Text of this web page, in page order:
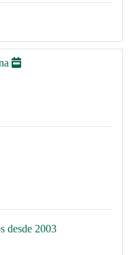
desde 2003